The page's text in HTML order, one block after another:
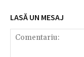
LASĂ UN MESAJ